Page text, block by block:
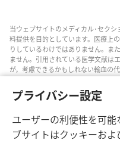
プライバシー設定
ユーザーの利便性を可
ブサイトはクッキーおよ
当ウェブサイトのメディカル･セク
料提供を目的としています。医療上
りしているわけではありません。ま
ません。引用されている医学文献は
が，考慮できるかもしれない輸血の
新情報に通じるようにし，患者と治
康状態，意思，価値観，信条に合っ
されている方法すべてがどの患者に
患者の皆さんへ: 自分の健康状態や
バイスを求めるようにしてください